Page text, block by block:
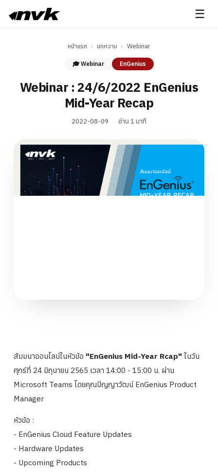
☰
หน้าแรก › บทความ › Webinar
🎓 Webinar EnGenius
Webinar : 24/6/2022 EnGenius
Mid-Year Recap
2022-08-09 · อ่าน 1 นาที
สัมมนาออนไลน์ในหัวข้อ "EnGenius Mid-Year Rcap" ในวัน
ศุกร์ที่ 24 มิถุนายน 2565 เวลา 14:00 - 15:00 น. ผ่าน
Microsoft Teams โดยคุณปัญญาวัฒน์ EnGenius Product
Manager
หัวข้อ :
- EnGenius Cloud Feature Updates
- Hardware Updates
- Upcoming Products